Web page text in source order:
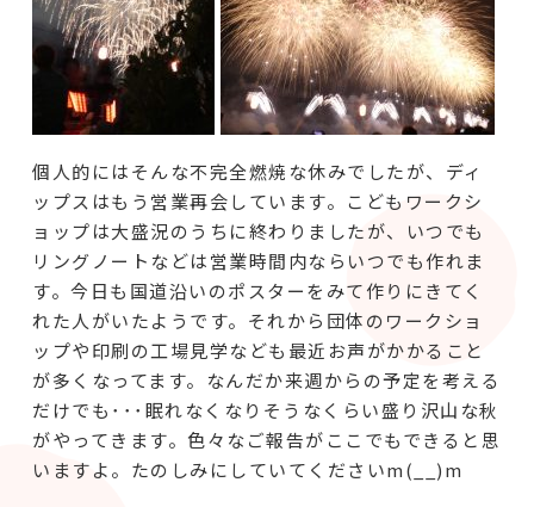
個人的にはそんな不完全燃焼な休みでしたが、ディ
ップスはもう営業再会しています。こどもワークシ
ョップは大盛況のうちに終わりましたが、いつでも
リングノートなどは営業時間内ならいつでも作れま
す。今日も国道沿いのポスターをみて作りにきてく
れた人がいたようです。それから団体のワークショ
ップや印刷の工場見学なども最近お声がかかること
が多くなってます。なんだか来週からの予定を考える
だけでも･･･眠れなくなりそうなくらい盛り沢山な秋
がやってきます。色々なご報告がここでもできると思
いますよ。たのしみにしていてくださいm(__)m